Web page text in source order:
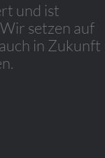
und ist
setzen auf
in Zukunft